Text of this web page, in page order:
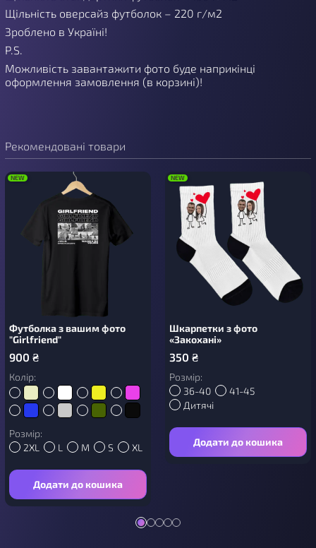
Щільність оверсайз футболок – 220 г/м2
Зроблено в Україні!
P.S.
Можливість завантажити фото буде наприкінці
оформлення замовлення (в корзині)!
Рекомендовані товари
NEW
Футболка з вашим фото
"Girlfriend"
900 ₴
Колір:
Розмір:
2XL
L M S XL
Додати до кошика
NEW
Шкарпетки з фото
«Закохані»
350 ₴
Розмір:
36-40
41-45
Дитячі
Додати до кошика